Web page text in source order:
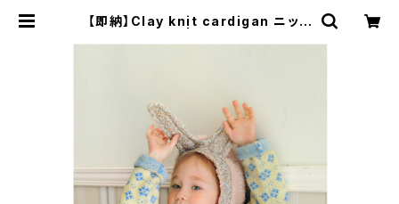
【即納】Clay knit cardigan ニット